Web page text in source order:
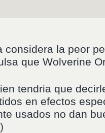
considera la peor
que Wolverine
tendria que
en efectos
usados no dan